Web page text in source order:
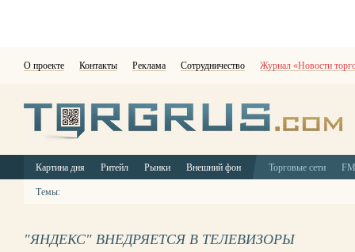
О проекте Контакты Реклама Сотрудничество Журнал «Новости
Картина дня Ритейл Рынки Внешний фон Торговые сети
Темы:
"ЯНДЕКС" ВНЕДРЯЕТСЯ В ТЕЛЕВИЗОРЫ